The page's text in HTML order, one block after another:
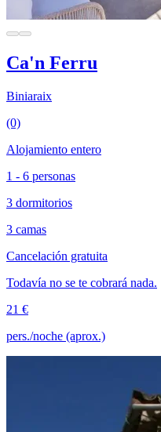
Ca'n Ferru
Biniaraix
(0)
Alojamiento entero
1 - 6 personas
3 dormitorios
3 camas
Cancelación gratuita
Todavía no se te cobrará nada.
21 €
pers./noche (aprox.)